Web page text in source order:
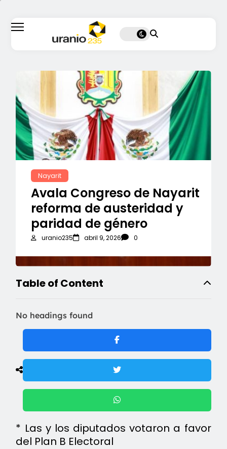
Nayarit
Avala Congreso de Nayarit
reforma de austeridad y
paridad de género
uranio235 abril 9, 2026 0
Table of Content
No headings found
* Las y los diputados votaron a favor
del Plan B Electoral